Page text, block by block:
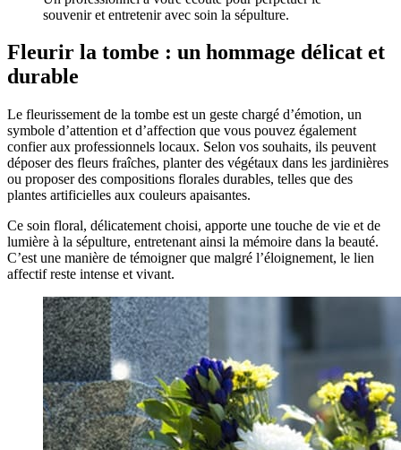
souvenir et entretenir avec soin la sépulture.
Fleurir la tombe : un hommage délicat et
durable
Le fleurissement de la tombe est un geste chargé d’émotion, un
symbole d’attention et d’affection que vous pouvez également
confier aux professionnels locaux. Selon vos souhaits, ils peuvent
déposer des fleurs fraîches, planter des végétaux dans les jardinières
ou proposer des compositions florales durables, telles que des
plantes artificielles aux couleurs apaisantes.
Ce soin floral, délicatement choisi, apporte une touche de vie et de
lumière à la sépulture, entretenant ainsi la mémoire dans la beauté.
C’est une manière de témoigner que malgré l’éloignement, le lien
affectif reste intense et vivant.